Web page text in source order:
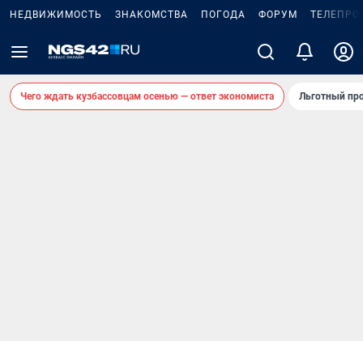
НЕДВИЖИМОСТЬ ЗНАКОМСТВА ПОГОДА ФОРУМ
Чего ждать кузбассовцам осенью — ответ экономиста Льготный